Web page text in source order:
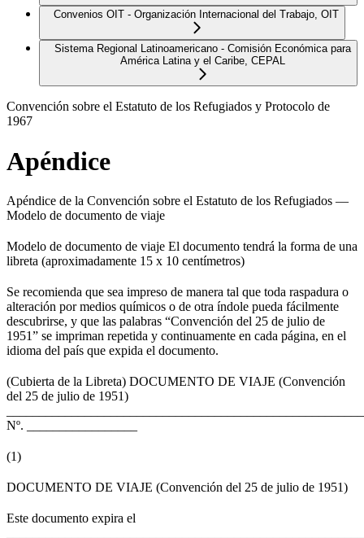
Convenios OIT - Organización Internacional del Trabajo, OIT
Sistema Regional Latinoamericano - Comisión Económica para
América Latina y el Caribe, CEPAL
Convención sobre el Estatuto de los Refugiados y Protocolo de
1967
Apéndice
Apéndice de la Convención sobre el Estatuto de los Refugiados —
Modelo de documento de viaje
Modelo de documento de viaje El documento tendrá la forma de una
libreta (aproximadamente 15 x 10 centímetros)
Se recomienda que sea impreso de manera tal que toda raspadura o
alteración por medios químicos o de otra índole pueda fácilmente
descubrirse, y que las palabras “Convención del 25 de julio de
1951” se impriman repetida y continuamente en cada página, en el
idioma del país que expida el documento.
(Cubierta de la Libreta) DOCUMENTO DE VIAJE (Convención
del 25 de julio de 1951)
Nº. _________________
(1)
DOCUMENTO DE VIAJE (Convención del 25 de julio de 1951)
Este documento expira el